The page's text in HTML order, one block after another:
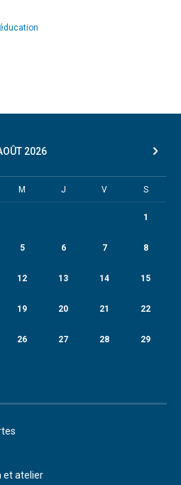
2026
M J V S
1
5 6 7 8
12 13 14 15
19 20 21 22
26 27 28 29
et atelier